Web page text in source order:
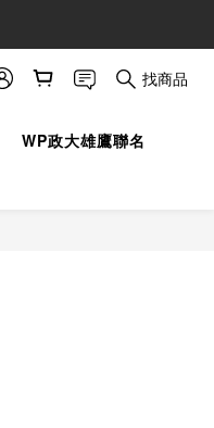
找商品
WP政大雄鷹聯名